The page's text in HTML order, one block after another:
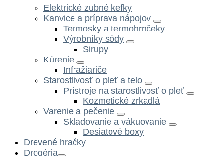
Elektrické zubné kefky
Kanvice a príprava nápojov
Termosky a termohrnčeky
Výrobníky sódy
Sirupy
Kúrenie
Infražiariče
Starostlivosť o pleť a telo
Prístroje na starostlivosť o pleť
Kozmetické zrkadlá
Varenie a pečenie
Skladovanie a vákuovanie
Desiatové boxy
Drevené hračky
Drogéria